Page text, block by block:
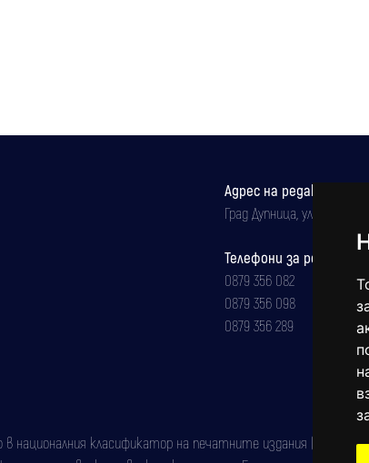
Адрес на редакцията
Град Дупница, ул.''Христо
Телефони за реклама и
0879 356 082
0879 356 098
0879 356 289
класификатор на печатните издания (Българска